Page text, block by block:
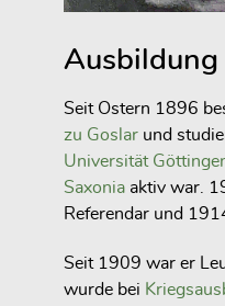
Ausbildung
Seit Ostern 1896
zu Goslar und
Universität
Saxonia aktiv war.
Referendar und
Seit 1909 war er
wurde bei